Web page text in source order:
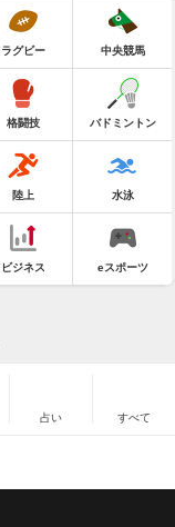
ラグビー 中央競馬
格闘技 バドミントン
陸上 水泳
ビジネス eスポーツ
占い すべて